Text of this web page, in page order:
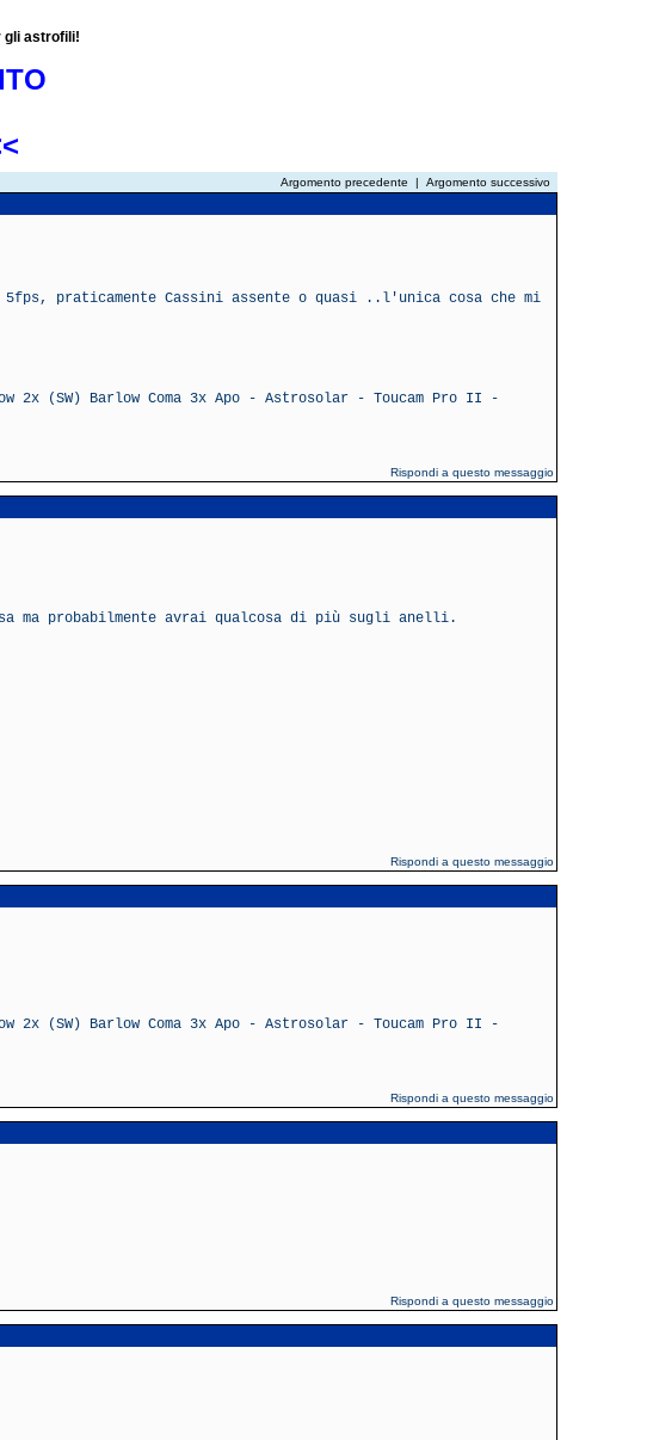
gli astrofili!
Argomento precedente | Argomento successivo
praticamente Cassini assente o quasi ..l'unica cosa che mi
2x (SW) Barlow Coma 3x Apo - Astrosolar - Toucam Pro II -
Rispondi a questo messaggio
ma probabilmente avrai qualcosa di più sugli anelli.
Rispondi a questo messaggio
2x (SW) Barlow Coma 3x Apo - Astrosolar - Toucam Pro II -
Rispondi a questo messaggio
Rispondi a questo messaggio